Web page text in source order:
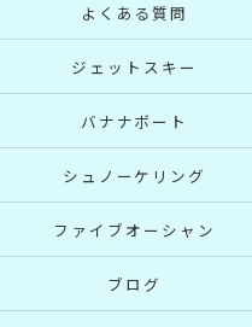
よくある質問
ジェットスキー
バナナボート
シュノーケリング
ファイブオーシャン
ブログ